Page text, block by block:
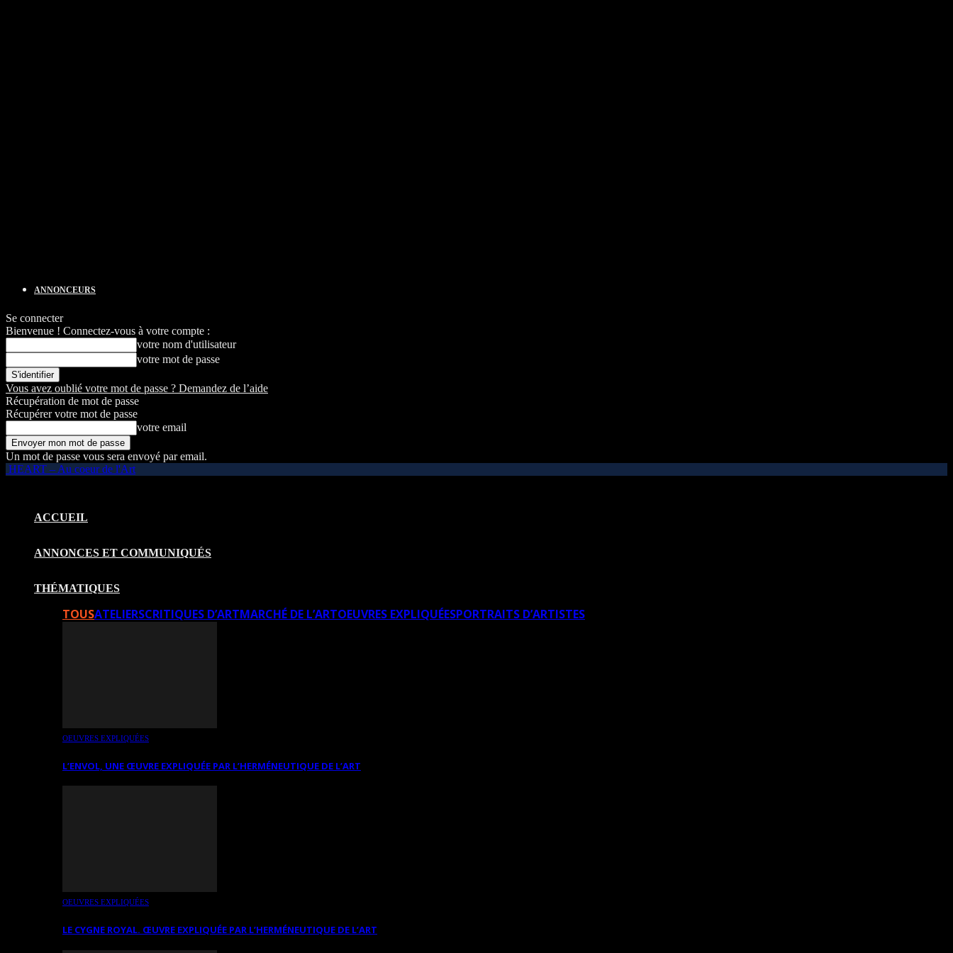
ANNONCEURS
Se connecter
Bienvenue ! Connectez-vous à votre compte :
votre nom d'utilisateur
votre mot de passe
Vous avez oublié votre mot de passe ? Demandez de l’aide
Récupération de mot de passe
Récupérer votre mot de passe
votre email
Un mot de passe vous sera envoyé par email.
HEART – Au coeur de l'Art
ACCUEIL
ANNONCES ET COMMUNIQUÉS
THÉMATIQUES
TOUSATELIERSCRITIQUES D’ARTMARCHÉ DE L’ARTOEUVRES EXPLIQUÉESPORTRAITS D’ARTISTES
OEUVRES EXPLIQUÉES
L’ENVOL, UNE ŒUVRE EXPLIQUÉE PAR L’HERMÉNEUTIQUE DE L’ART
OEUVRES EXPLIQUÉES
LE CYGNE ROYAL. ŒUVRE EXPLIQUÉE PAR L’HERMÉNEUTIQUE DE L’ART